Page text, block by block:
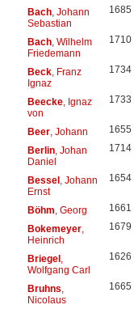
Bach, Johann
Sebastian
1685
Bach, Wilhelm
Friedemann
1710
Beck, Franz
Ignaz
1734
Beecke, Ignaz
von
1733
Beer, Johann 1655
Berlin, Johan
Daniel
1714
Bessel, Johann
Ernst
1654
Böhm , Georg 1661
Bokemeyer,
Heinrich
1679
Briegel,
Wolfgang Carl
1626
Bruhns
Nicolaus
1665